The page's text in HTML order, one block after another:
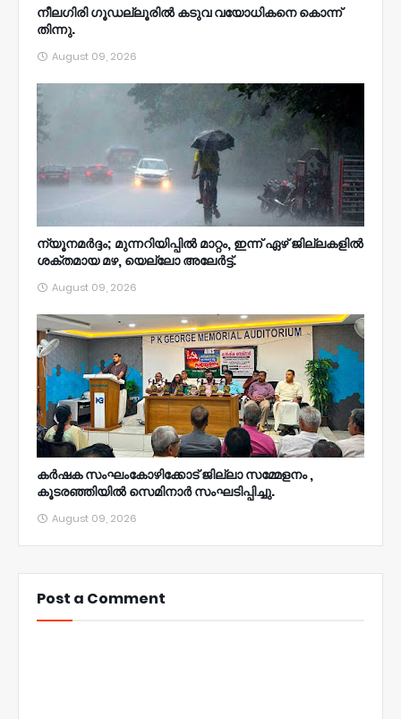
നീലഗിരി ഗൂഡല്ലൂരിൽ കടുവ വയോധികനെ കൊന്ന്
തിന്നു.
August 09, 2026
ന്യൂനമര്‍ദ്ദം; മുന്നറിയിപ്പില്‍ മാറ്റം, ഇന്ന് ഏഴ് ജില്ലകളില്‍
ശക്തമായ മഴ, യെല്ലോ അലേര്‍ട്ട്.
August 09, 2026
കർഷക സംഘംകോഴിക്കോട് ജില്ലാ സമ്മേളനം ,
കൂടരഞ്ഞിയിൽ സെമിനാർ സംഘടിപ്പിച്ചു.
August 09, 2026
Post a Comment